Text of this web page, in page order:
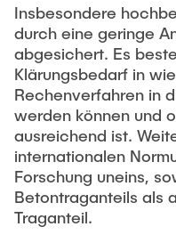
Shorouk Abd Al
Lehrbeauftragte
Dr.-Ing. Jan Mittelstädt
Veröffentlichungen
ab 2000
1990 - 1999
Querkraftbewehrung
Entwicklung
Glasscheiben (GFG)
DFG
Seehäfen für
Generationen
Kunst und Technik am
Insbesondere
durch eine geringe
abgesichert. Es
Klärungsbedarf in
Rechenverfahren in
werden können und
ausreichend ist.
internationalen
Forschung uneins,
Betontraganteils als
Traganteil.